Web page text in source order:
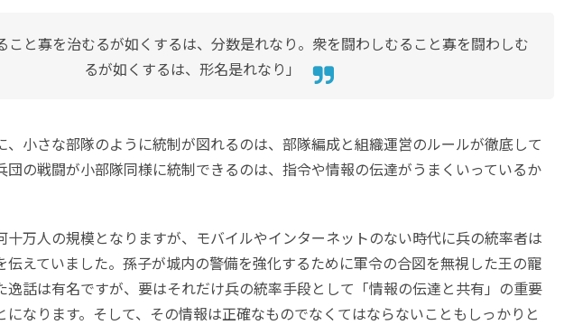
こと寡を治むるが如くするは、分数是れなり。衆を闘わしむること寡を闘わしむ
るが如くするは、形名是れなり」
、小さな部隊のように統制が図れるのは、部隊編成と組織運営のルールが徹底して
団の戦闘が小部隊同様に統制できるのは、指令や情報の伝達がうまくいっているか
十万人の規模となりますが、モバイルやインターネットのない時代に兵の統率者は
伝えていました。孫子が城内の警備を強化するために軍令の合図を無視した王の寵
逸話は有名ですが、要はそれだけ兵の統率手段として「情報の伝達と共有」の重要
なります。そして、その情報は正確なものでなくてはならないこともしっかりと